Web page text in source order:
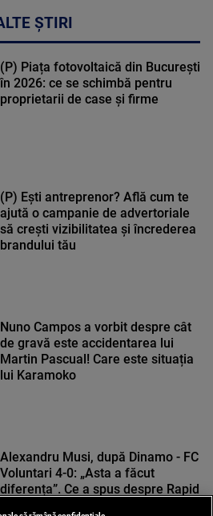
ȘTIRI
(P) Piața fotovoltaică din București
în 2026: ce se schimbă pentru
proprietarii de case și firme
(P) Ești antreprenor? Află cum te
ajută o campanie de advertoriale
să crești vizibilitatea și încrederea
brandului tău
Nuno Campos a vorbit despre cât
de gravă este accidentarea lui
Martin Pascual! Care este situația
lui Karamoko
Alexandru Musi, după Dinamo - FC
Voluntari 4-0: „Asta a făcut
diferența”. Ce a spus despre Rapid